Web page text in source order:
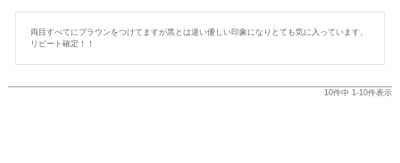
両目すべてにブラウンをつけてますが黒とは違い優しい印象になりとても気に入っています。
リピート確定！！
10件中 1-10件表示